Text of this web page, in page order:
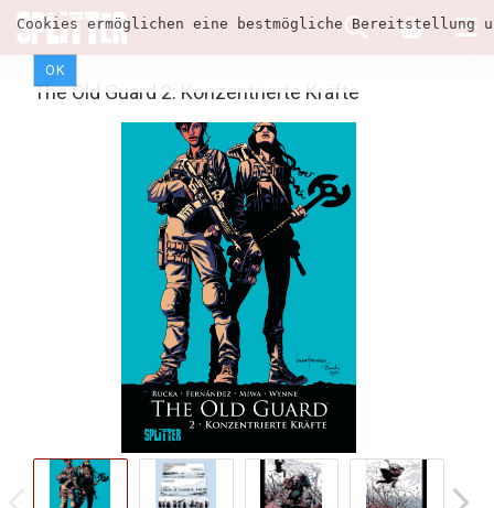
Cookies ermöglichen eine bestmögliche
OK
The Old Guard 2: Konzentrierte Kräfte